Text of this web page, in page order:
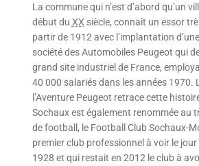
La commune qui n’est d’abord qu’un
début du XX siècle, connaît un essor
partir de 1912 avec l’implantation
société des Automobiles Peugeot qui
grand site industriel de France,
40 000 salariés dans les années 1970.
l’Aventure Peugeot retrace cette
Sochaux est également renommée au
de football, le Football Club Sochaux-
premier club professionnel à voir le jour
1928 et qui restait en 2012 le club à